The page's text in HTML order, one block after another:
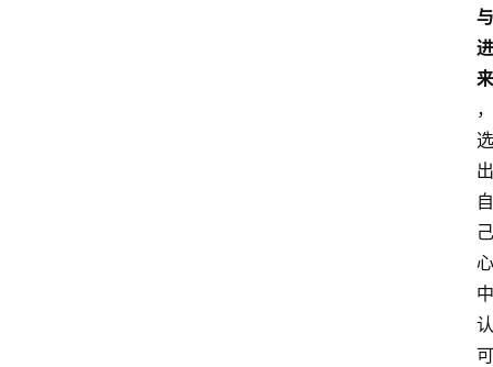
与
进
来
，
选
出
自
己
心
中
认
可